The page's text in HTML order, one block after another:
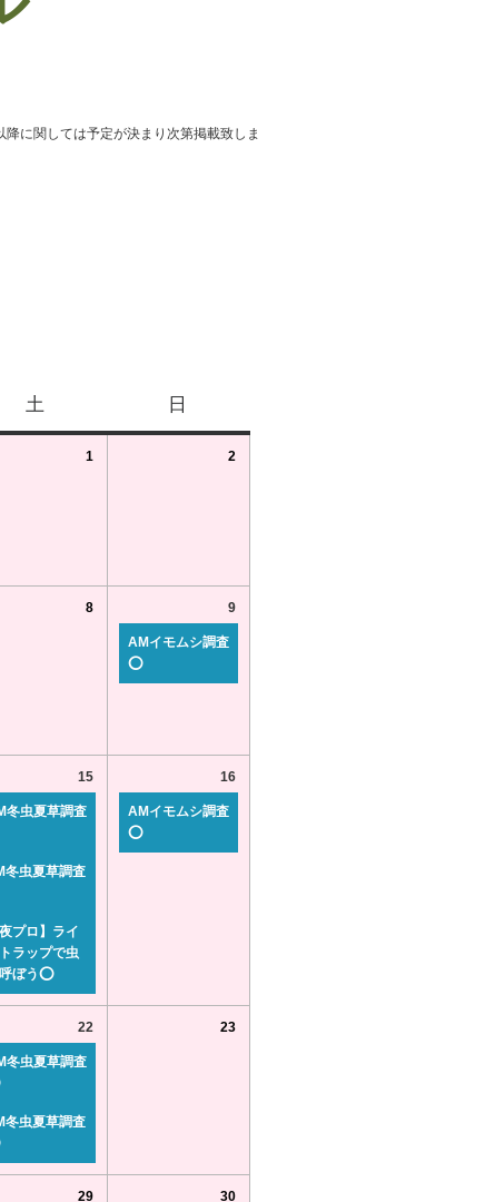
に関しては予定が決まり次第掲載致しま
土 日
1 2
8 9
AMイモムシ調査
⭕
15
冬虫夏草調査
冬虫夏草調査
夜プロ】ライ
トラップで虫
ぼう⭕
16
AMイモムシ調査
⭕
22
冬虫夏草調査
冬虫夏草調査
23
29 30